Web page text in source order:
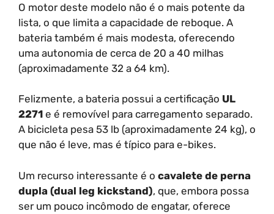
O motor deste modelo não é o mais potente da
lista, o que limita a capacidade de reboque. A
bateria também é mais modesta, oferecendo
uma autonomia de cerca de 20 a 40 milhas
(aproximadamente 32 a 64 km).
Felizmente, a bateria possui a certificação UL
2271 e é removível para carregamento separado.
A bicicleta pesa 53 lb (aproximadamente 24 kg), o
que não é leve, mas é típico para e-bikes.
Um recurso interessante é o cavalete de perna
dupla (dual leg kickstand), que, embora possa
ser um pouco incômodo de engatar, oferece